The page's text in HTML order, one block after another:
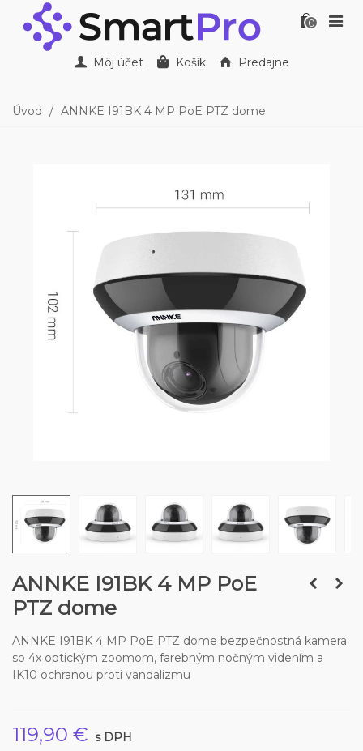
0
Môj účet Košík Predajne
Úvod / ANNKE I91BK 4 MP PoE PTZ dome
ANNKE I91BK 4 MP PoE
PTZ dome
ANNKE I91BK 4 MP PoE PTZ dome bezpečnostná kamera
so 4x optickým zoomom, farebným nočným videním a
IK10 ochranou proti vandalizmu
119,90 € s DPH